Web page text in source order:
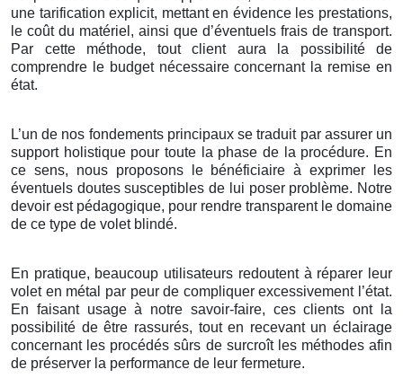
une tarification explicit, mettant en évidence les prestations,
le coût du matériel, ainsi que d’éventuels frais de transport.
Par cette méthode, tout client aura la possibilité de
comprendre le budget nécessaire concernant la remise en
état.
L’un de nos fondements principaux se traduit par assurer un
support holistique pour toute la phase de la procédure. En
ce sens, nous proposons le bénéficiaire à exprimer les
éventuels doutes susceptibles de lui poser problème. Notre
devoir est pédagogique, pour rendre transparent le domaine
de ce type de volet blindé.
En pratique, beaucoup utilisateurs redoutent à réparer leur
volet en métal par peur de compliquer excessivement l’état.
En faisant usage à notre savoir-faire, ces clients ont la
possibilité de être rassurés, tout en recevant un éclairage
concernant les procédés sûrs de surcroît les méthodes afin
de préserver la performance de leur fermeture.